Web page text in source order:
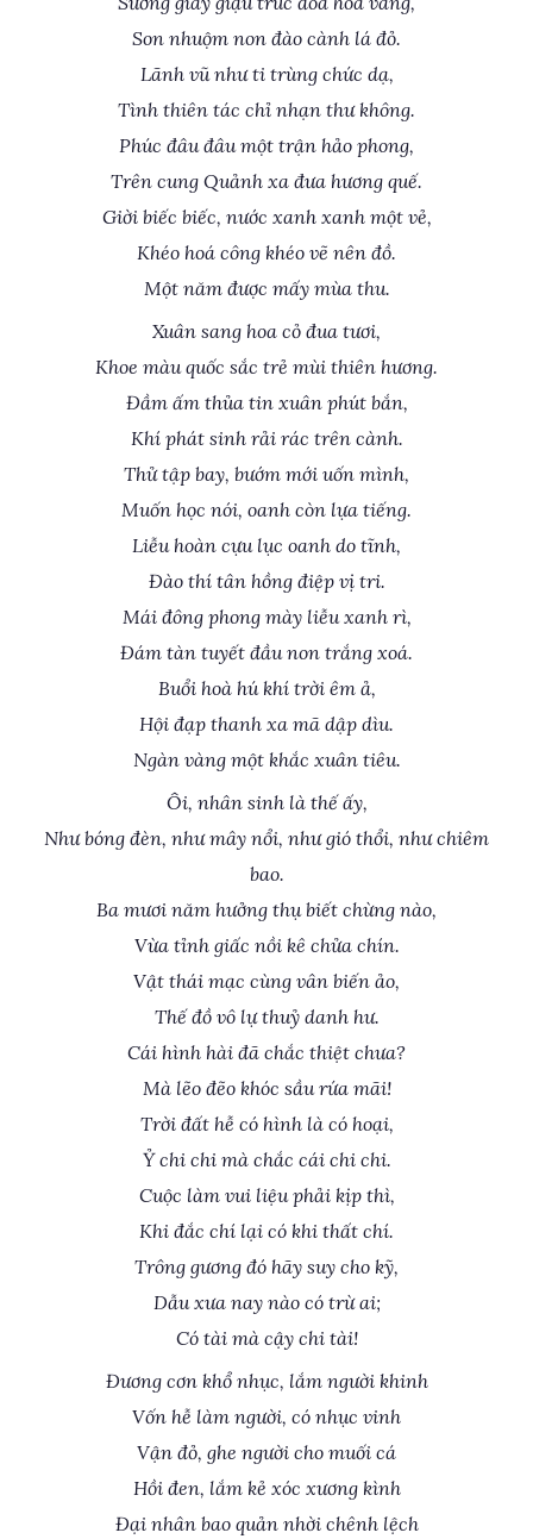
Son nhuộm non đào cành lá đỏ.
Lãnh vũ như ti trùng chức dạ,
Tình thiên tác chỉ nhạn thư không.
Phúc đâu đâu một trận hảo phong,
Trên cung Quảnh xa đưa hương quế.
Giời biếc biếc, nước xanh xanh một vẻ,
Khéo hoá công khéo vẽ nên đồ.
Một năm được mấy mùa thu.
Xuân sang hoa cỏ đua tươi,
Khoe màu quốc sắc trẻ mùi thiên hương.
Đầm ấm thủa tin xuân phút bắn,
Khí phát sinh rải rác trên cành.
Thử tập bay, bướm mới uốn mình,
Muốn học nói, oanh còn lựa tiếng.
Liễu hoàn cựu lục oanh do tĩnh,
Đào thí tân hồng điệp vị tri.
Mái đông phong mày liễu xanh rì,
Đám tàn tuyết đầu non trắng xoá.
Buổi hoà hú khí trời êm ả,
Hội đạp thanh xa mã dập dìu.
Ngàn vàng một khắc xuân tiêu.
Ôi, nhân sinh là thế ấy,
Như bóng đèn, như mây nổi, như gió thổi, như chiêm
bao.
Ba mươi năm hưởng thụ biết chừng nào,
Vừa tỉnh giấc nồi kê chửa chín.
Vật thái mạc cùng vân biến ảo,
Thế đồ vô lự thuỷ danh hư.
Cái hình hài đã chắc thiệt chưa?
Mà lẽo đẽo khóc sầu rứa mãi!
Trời đất hễ có hình là có hoại,
Ỷ chi chi mà chắc cái chi chi.
Cuộc làm vui liệu phải kịp thì,
Khi đắc chí lại có khi thất chí.
Trông gương đó hãy suy cho kỹ,
Dẫu xưa nay nào có trừ ai;
Có tài mà cậy chi tài!
Đương cơn khổ nhục, lắm người khinh
Vốn hễ làm người, có nhục vinh
Vận đỏ, ghe người cho muối cá
Hồi đen, lắm kẻ xóc xương kình
Đại nhân bao quản nhời chênh lệch